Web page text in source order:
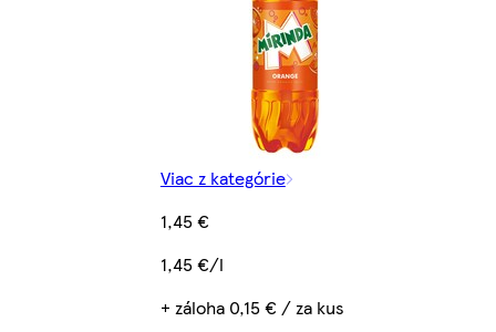
Viac z kategórie
1,45 €
1,45 €/l
+ záloha 0,15 € / za kus